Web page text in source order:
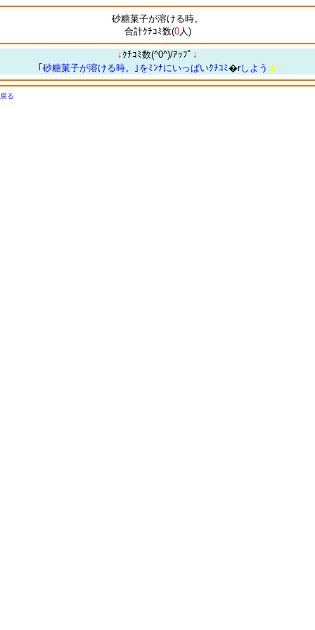
砂糖菓子が溶ける時。
合計ｸﾁｺﾐ数(0人)
↓ ｸﾁｺﾐ数(^0^)/ｱｯﾌﾟ ↓
｢砂糖菓子が溶ける時。｣をﾐﾝﾅにいっぱいｸﾁｺﾐ�rしよう ★
戻る